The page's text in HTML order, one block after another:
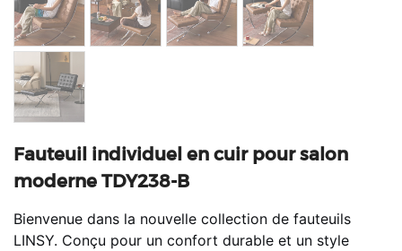
Fauteuil individuel en cuir pour salon
moderne TDY238-B
Bienvenue dans la nouvelle collection de fauteuils
LINSY. Conçu pour un confort durable et un style